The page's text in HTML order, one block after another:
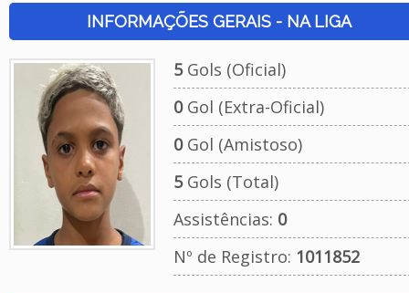
INFORMAÇÕES GERAIS - NA LIGA
5Gols (Oficial)
0Gol (Extra-Oficial)
0Gol (Amistoso)
5Gols (Total)
Assistências: 0
Nº de Registro: 1011852